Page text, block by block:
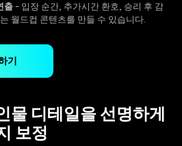
출 - 입장 순간, 추가시간 환호, 승리 후 감
월드컵 콘텐츠를 만들 수 있습니다.
기
물 디테일을 선명하게
보정